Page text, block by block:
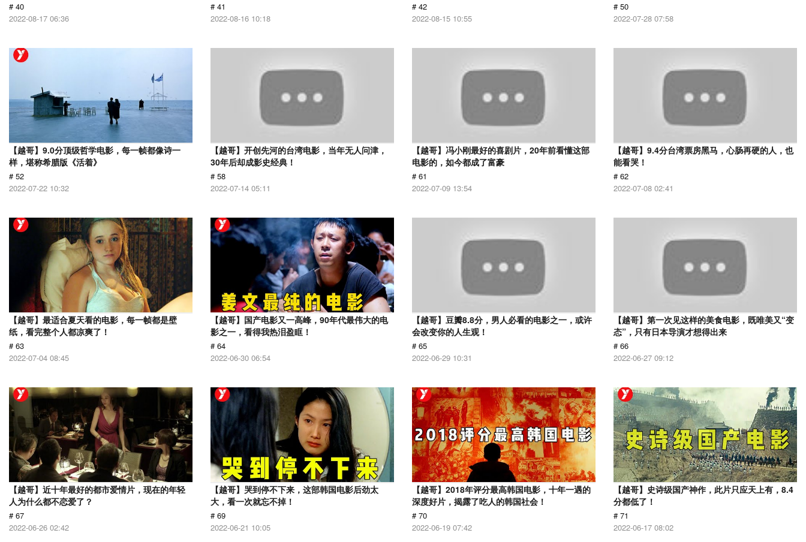
# 40
2022-08-17 06:36
# 41
2022-08-16 10:18
# 42
2022-08-15 10:55
# 50
2022-07-28 07:58
【越哥】9.0分顶级哲学电影，每一帧都像诗一
样，堪称希腊版《活着》
# 52
2022-07-22 10:32
【越哥】开创先河的台湾电影，当年无人问津，
30年后却成影史经典！
# 58
2022-07-14 05:11
【越哥】冯小刚最好的喜剧片，20年前看懂这部
电影的，如今都成了富豪
# 61
2022-07-09 13:54
【越哥】9.4分台湾票房黑马，心肠再硬的人，也
能看哭！
# 62
2022-07-08 02:41
【越哥】最适合夏天看的电影，每一帧都是壁
纸，看完整个人都凉爽了！
# 63
2022-07-04 08:45
【越哥】国产电影又一高峰，90年代最伟大的电
影之一，看得我热泪盈眶！
# 64
2022-06-30 06:54
【越哥】豆瓣8.8分，男人必看的电影之一，或许
会改变你的人生观！
# 65
2022-06-29 10:31
【越哥】第一次见这样的美食电影，既唯美又“变
态”，只有日本导演才想得出来
# 66
2022-06-27 09:12
【越哥】近十年最好的都市爱情片，现在的年轻
人为什么都不恋爱了？
# 67
2022-06-26 02:42
【越哥】哭到停不下来，这部韩国电影后劲太
大，看一次就忘不掉！
# 69
2022-06-21 10:05
【越哥】2018年评分最高韩国电影，十年一遇的
深度好片，揭露了吃人的韩国社会！
# 70
2022-06-19 07:42
【越哥】史诗级国产神作，此片只应天上有，8.4
分都低了！
# 71
2022-06-17 08:02